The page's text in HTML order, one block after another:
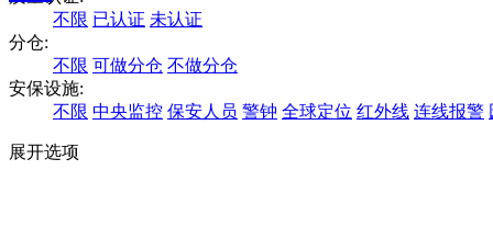
不限 已认证 未认证
分仓:
不限 可做分仓 不做分仓
安保设施:
不限 中央监控 保安人员 警钟 全球定位 红外线 连线报警
展开选项